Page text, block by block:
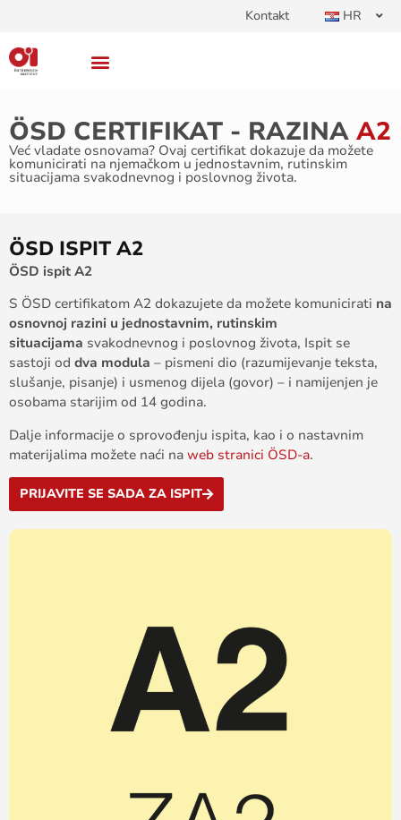
Kontakt HR
ÖSD CERTIFIKAT - RAZINA A2
Već vladate osnovama? Ovaj certifikat dokazuje da možete
komunicirati na njemačkom u jednostavnim, rutinskim
situacijama svakodnevnog i poslovnog života.
ÖSD ISPIT A2
ÖSD ispit A2
S ÖSD certifikatom A2 dokazujete da možete komunicirati na
osnovnoj razini u jednostavnim, rutinskim
situacijama svakodnevnog i poslovnog života, Ispit se
sastoji od dva modula – pismeni dio (razumijevanje teksta,
slušanje, pisanje) i usmenog dijela (govor) – i namijenjen je
osobama starijim od 14 godina.
Dalje informacije o sprovođenju ispita, kao i o nastavnim
materijalima možete naći na web stranici ÖSD-a.
PRIJAVITE SE SADA ZA ISPIT